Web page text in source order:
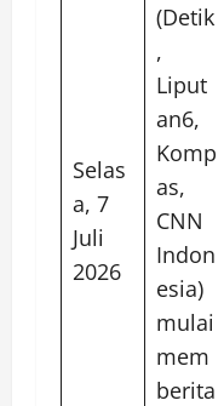
Selas
a, 7
Juli
2026
(Detik
,
Liput
an6,
Komp
as,
CNN
Indon
esia)
mulai
mem
berita